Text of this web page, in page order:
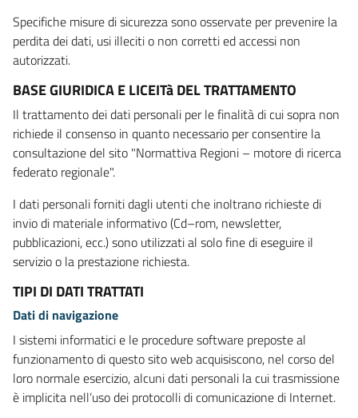
Specifiche misure di sicurezza sono osservate per prevenire la
perdita dei dati, usi illeciti o non corretti ed accessi non
autorizzati.
BASE GIURIDICA E LICEITà DEL TRATTAMENTO
Il trattamento dei dati personali per le finalità di cui sopra non
richiede il consenso in quanto necessario per consentire la
consultazione del sito "Normattiva Regioni – motore di ricerca
federato regionale".
I dati personali forniti dagli utenti che inoltrano richieste di
invio di materiale informativo (Cd–rom, newsletter,
pubblicazioni, ecc.) sono utilizzati al solo fine di eseguire il
servizio o la prestazione richiesta.
TIPI DI DATI TRATTATI
Dati di navigazione
I sistemi informatici e le procedure software preposte al
funzionamento di questo sito web acquisiscono, nel corso del
loro normale esercizio, alcuni dati personali la cui trasmissione
è implicita nell’uso dei protocolli di comunicazione di Internet.